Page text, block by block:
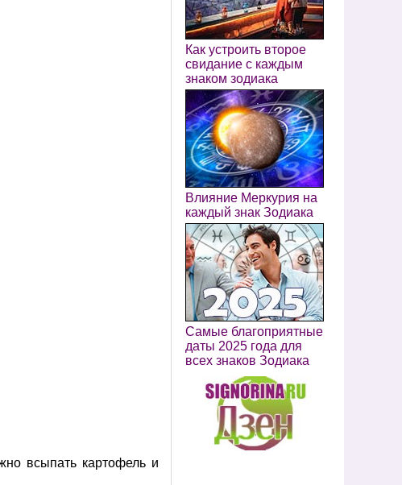
всыпать картофель и
Как устроить второе
свидание с каждым
знаком зодиака
Влияние Меркурия на
каждый знак Зодиака
Самые благоприятные
даты 2025 года для
всех знаков Зодиака